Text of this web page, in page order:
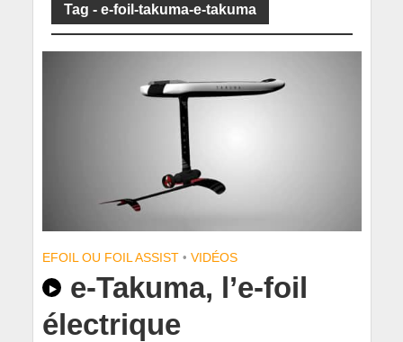
Tag - e-foil-takuma-e-takuma
EFOIL OU FOIL ASSIST • VIDÉOS
e-Takuma, l’e-foil
électrique